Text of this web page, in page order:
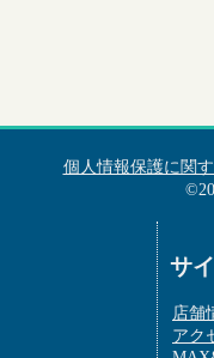
個人情報保護に関
サ
店舗
アク